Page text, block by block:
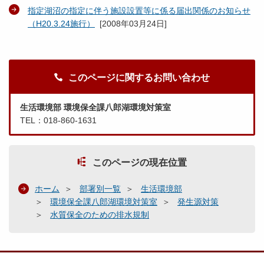
指定湖沼の指定に伴う施設設置等に係る届出関係のお知らせ
（H20.3.24施行）
[2008年03月24日]
このページに関するお問い合わせ
生活環境部 環境保全課八郎湖環境対策室
TEL：018-860-1631
このページの現在位置
ホーム 部署別一覧
生活環境部
環境保全課八郎湖環境対策室
発生源対策
水質保全のための排水規制